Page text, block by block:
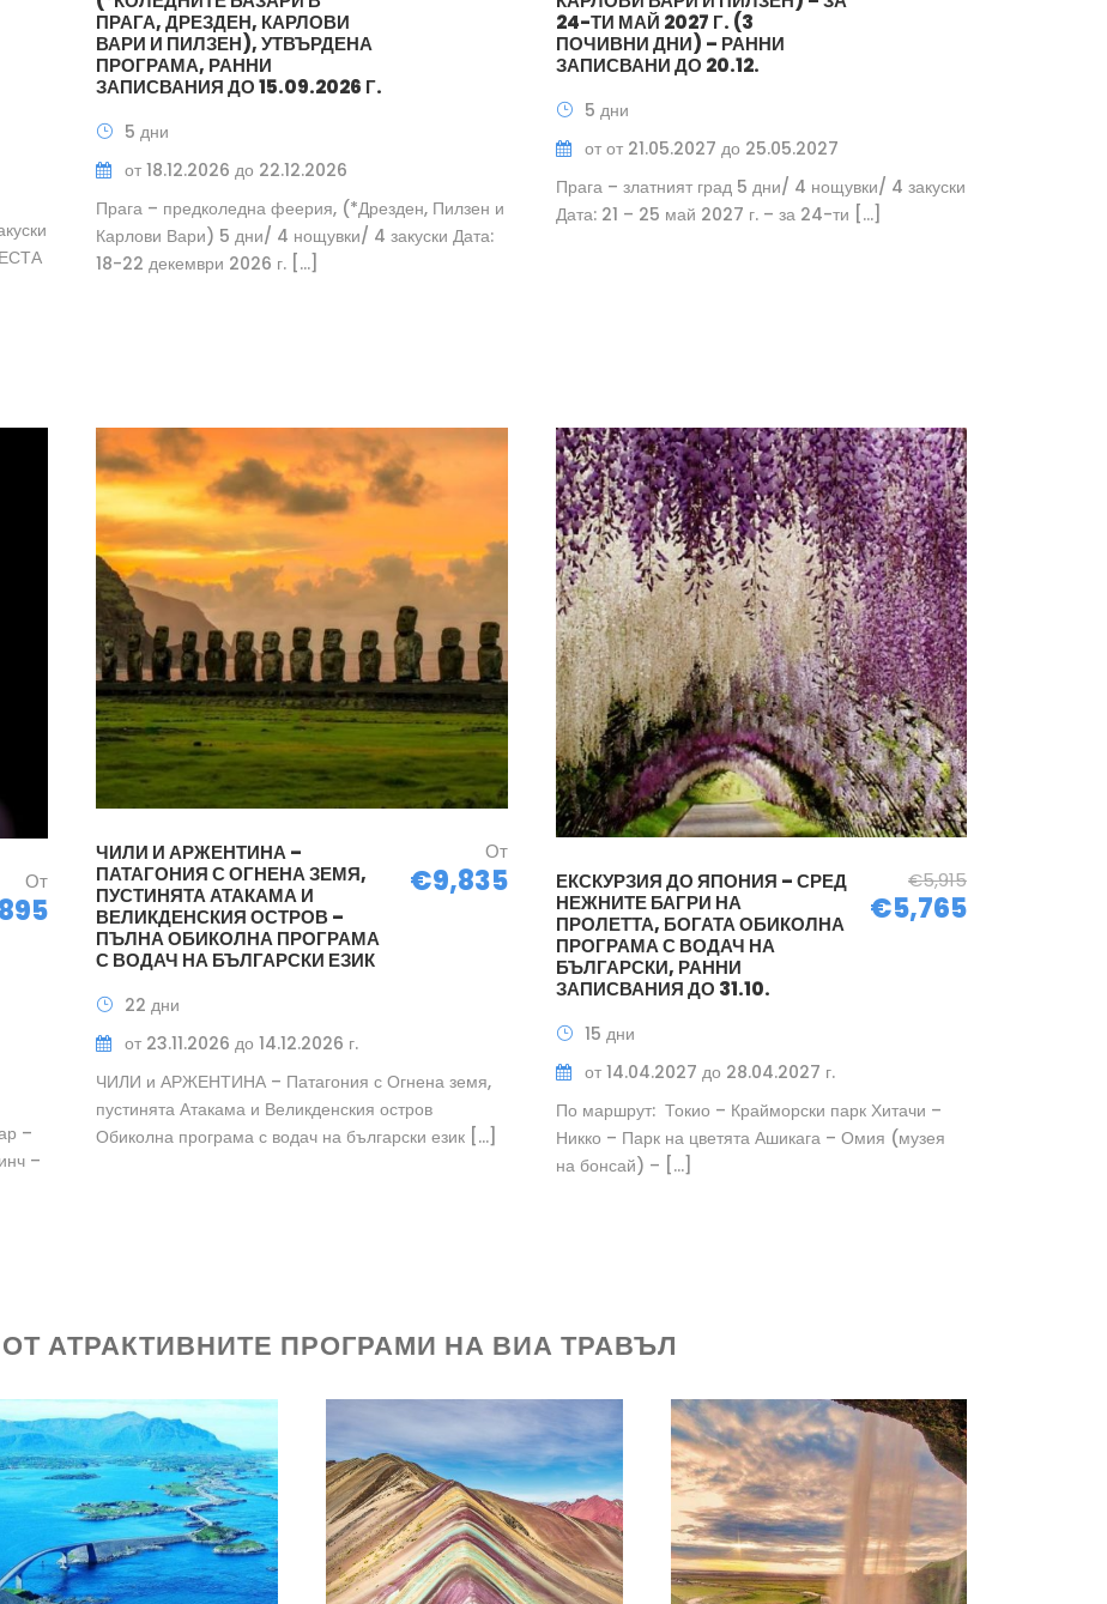
ПРАГА, ДРЕЗДЕН, КАРЛОВИ
ВАРИ И ПИЛЗЕН), УТВЪРДЕНА
ПРОГРАМА, РАННИ
ЗАПИСВАНИЯ ДО 15.09.2026 Г.
5 дни
от 18.12.2026 до 22.12.2026
Прага – предколедна феерия, (*Дрезден, Пилзен и
Карлови Вари) 5 дни/ 4 нощувки/ 4 закуски Дата:
18-22 декември 2026 г. […]
24-ТИ МАЙ 2027 Г. (3
ПОЧИВНИ ДНИ) – РАННИ
ЗАПИСВАНИ ДО 20.12.
5 дни
от от 21.05.2027 до 25.05.2027
Прага – златният град 5 дни/ 4 нощувки/ 4 закуски
Дата: 21 – 25 май 2027 г. – за 24-ти […]
От
–
–
ЧИЛИ И АРЖЕНТИНА –
ПАТАГОНИЯ С ОГНЕНА ЗЕМЯ,
ПУСТИНЯТА АТАКАМА И
ВЕЛИКДЕНСКИЯ ОСТРОВ –
ПЪЛНА ОБИКОЛНА ПРОГРАМА
С ВОДАЧ НА БЪЛГАРСКИ ЕЗИК
От
€9,835
22 дни
от 23.11.2026 до 14.12.2026 г.
ЧИЛИ и АРЖЕНТИНА – Патагония с Огнена земя,
пустинята Атакама и Великденския остров
Обиколна програма с водач на български език […]
ЕКСКУРЗИЯ ДО ЯПОНИЯ – СРЕД
НЕЖНИТЕ БАГРИ НА
ПРОЛЕТТА, БОГАТА ОБИКОЛНА
ПРОГРАМА С ВОДАЧ НА
БЪЛГАРСКИ, РАННИ
ЗАПИСВАНИЯ ДО 31.10.
€5,915
€5,765
15 дни
от 14.04.2027 до 28.04.2027 г.
По маршрут: Токио – Крайморски парк Хитачи –
Никко – Парк на цветята Ашикага – Омия (музея
на бонсай) – […]
АТРАКТИВНИТЕ ПРОГРАМИ НА ВИА ТРАВЪЛ